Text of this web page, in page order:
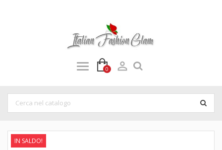
0 
IN SALDO!